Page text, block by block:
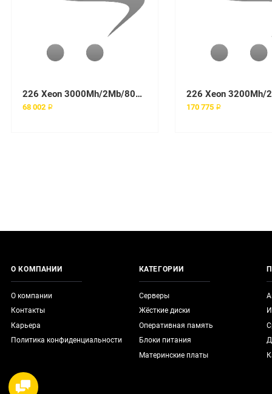
226 Xeon 3000Mh/2Mb/800 (EM64T), 512Mb PC2-3200 ECC DDR2 SDRAM RDIMM, NO HDD, FDD, CD, Int. Dual Channel Ultra320 SCSI Controller, Power 514 Watt, Int. Gigabit Ethernet 10/100/1000Мб/с, tower
68 002 ₽ 170 775 ₽
О КОМПАНИИ
О компании
Контакты
Карьера
Политика конфиденциальности
КАТЕГОРИИ
Серверы
Жёсткие диски
Оперативная память
Блоки питания
Материнские платы